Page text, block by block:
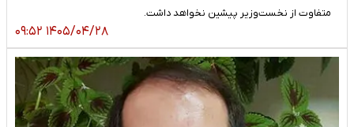
متفاوت از نخست‌وزیر پیشین نخواهد داشت.
۱۴۰۵/۰۴/۲۸ ۰۹:۵۲